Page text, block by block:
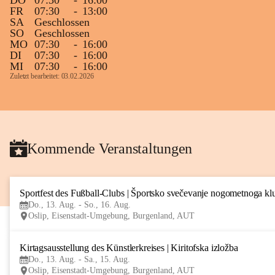
FR
07:30 - 13:00
SA
Geschlossen
SO
Geschlossen
MO 07:30 - 16:00
DI
07:30 - 16:00
MI
07:30 - 16:00
Zuletzt bearbeitet: 03.02.2026
Kommende Veranstaltungen
Sportfest des Fußball-Clubs | Športsko svečevanje nogometnoga
Do., 13. Aug. - So., 16. Aug.
Oslip, Eisenstadt-Umgebung, Burgenland, AUT
Kirtagsausstellung des Künstlerkreises | Kiritofska izložba
Do., 13. Aug. - Sa., 15. Aug.
Oslip, Eisenstadt-Umgebung, Burgenland, AUT